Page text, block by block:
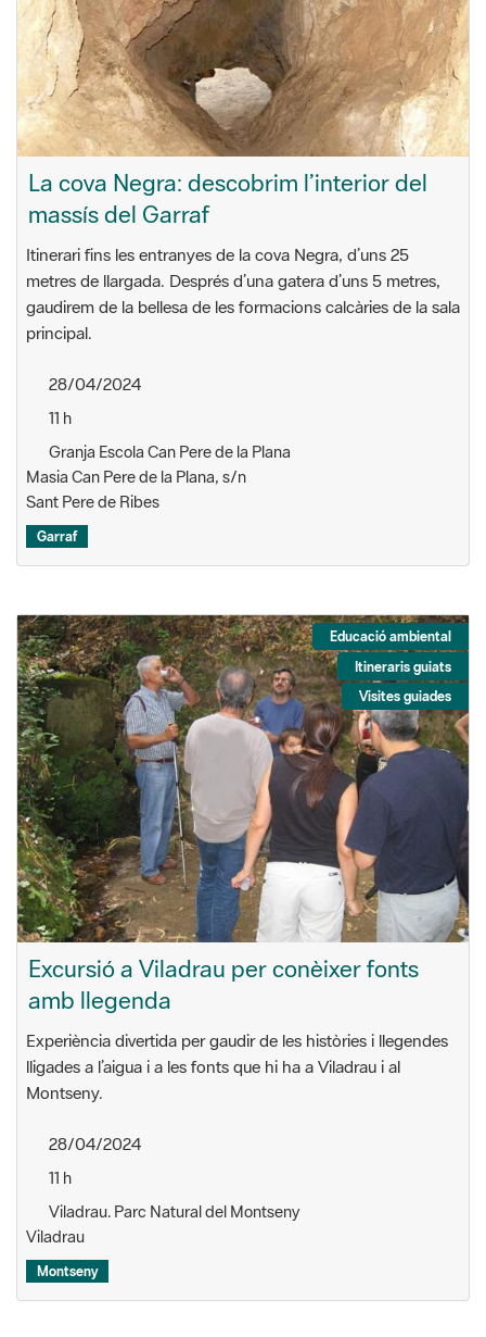
La cova Negra: descobrim l’interior del
massís del Garraf
Itinerari fins les entranyes de la cova Negra, d’uns 25
metres de llargada. Després d’una gatera d’uns 5 metres,
gaudirem de la bellesa de les formacions calcàries de la sala
principal.
28/04/2024
11 h
Granja Escola Can Pere de la Plana
Masia Can Pere de la Plana, s/n
Sant Pere de Ribes
Garraf
Educació ambiental
Itineraris guiats
Visites guiades
Excursió a Viladrau per conèixer fonts
amb llegenda
Experiència divertida per gaudir de les històries i llegendes
lligades a l’aigua i a les fonts que hi ha a Viladrau i al
Montseny.
28/04/2024
11 h
Viladrau. Parc Natural del Montseny
Viladrau
Montseny